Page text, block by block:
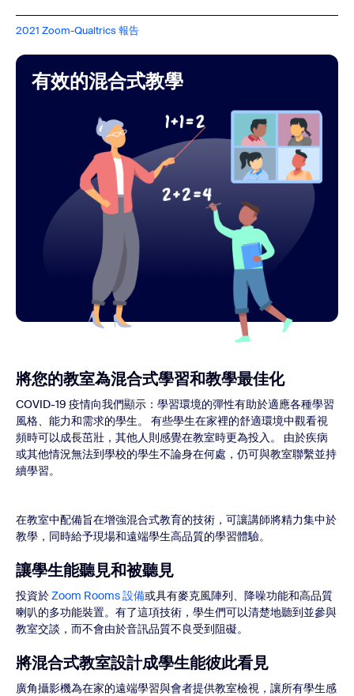
2021 Zoom-Qualtrics 報告
有效的混合式教學
將您的教室為混合式學習和教學最佳化
COVID-19 疫情向我們顯示：學習環境的彈性有助於適應各種學習
風格、能力和需求的學生。 有些學生在家裡的舒適環境中觀看視
頻時可以成長茁壯，其他人則感覺在教室時更為投入。 由於疾病
或其他情況無法到學校的學生不論身在何處，仍可與教室聯繫並持
續學習。
在教室中配備旨在增強混合式教育的技術，可讓講師將精力集中於
教學，同時給予現場和遠端學生高品質的學習體驗。
讓學生能聽見和被聽見
投資於Zoom Rooms 設備或具有麥克風陣列、降噪功能和高品質
喇叭的多功能裝置。有了這項技術，學生們可以清楚地聽到並參與
教室交談，而不會由於音訊品質不良受到阻礙。
將混合式教室設計成學生能彼此看見
廣角攝影機為在家的遠端學習與會者提供教室檢視，讓所有學生感